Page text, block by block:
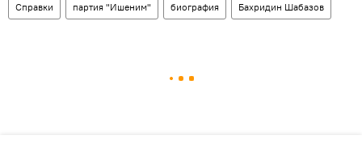
Справки партия "Ишеним" биография Бахридин Шабазов